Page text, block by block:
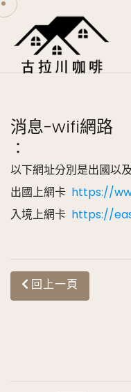
消息-wifi網路
：
以下網址分別是出國以
出國上網卡 https://
入境上網卡 https://
回上一頁